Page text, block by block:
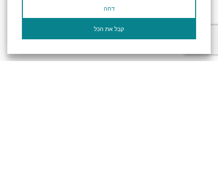
أؤكد أنني قرأت وأوافق على سياسةالخصوصية
وسياسة ملفات تعريف الارتباط الخاصة
דחה
קבל את הכל